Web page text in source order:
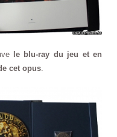
le blu-ray du jeu et en
cet opus.